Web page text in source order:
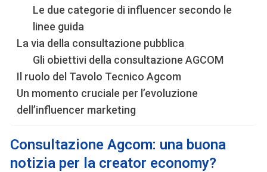
Le due categorie di influencer secondo le
linee guida
La via della consultazione pubblica
Gli obiettivi della consultazione AGCOM
Il ruolo del Tavolo Tecnico Agcom
Un momento cruciale per l’evoluzione
dell’influencer marketing
Consultazione Agcom: una buona
notizia per la creator economy?